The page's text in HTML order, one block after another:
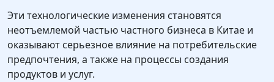
Эти технологические изменения становятся
неотъемлемой частью частного бизнеса в Китае и
оказывают серьезное влияние на потребительские
предпочтения, а также на процессы создания
продуктов и услуг.